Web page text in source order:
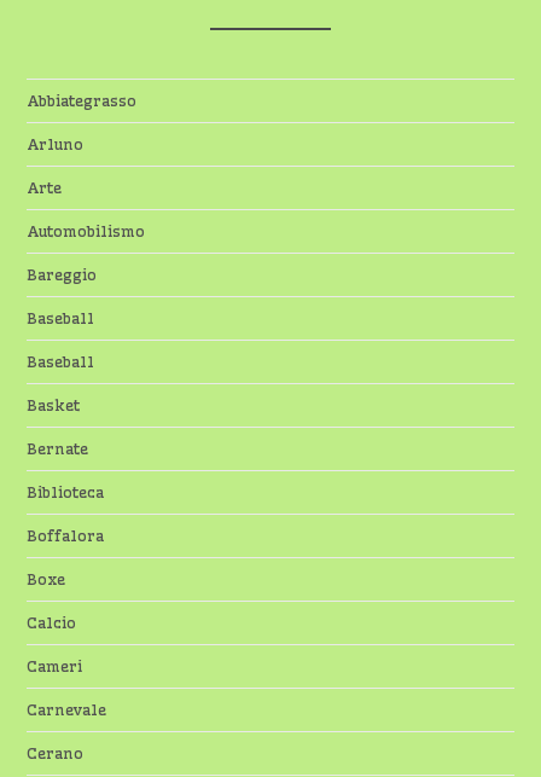
Abbiategrasso
Arluno
Arte
Automobilismo
Bareggio
Baseball
Baseball
Basket
Bernate
Biblioteca
Boffalora
Boxe
Calcio
Cameri
Carnevale
Cerano